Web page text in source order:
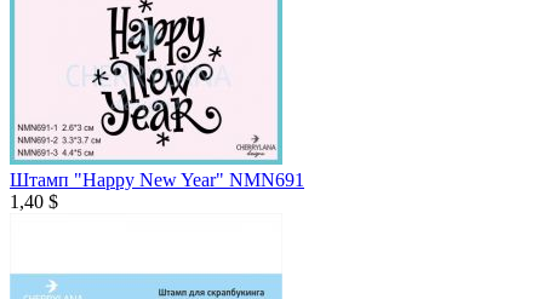
Штамп "Happy New Year" NMN691
1,40 $